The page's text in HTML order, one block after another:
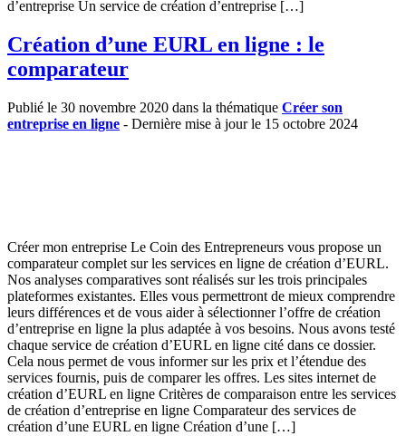
d’entreprise Un service de création d’entreprise […]
Création d’une EURL en ligne : le
comparateur
Publié le 30 novembre 2020 dans la thématique Créer son
entreprise en ligne - Dernière mise à jour le 15 octobre 2024
Créer mon entreprise Le Coin des Entrepreneurs vous propose un
comparateur complet sur les services en ligne de création d’EURL.
Nos analyses comparatives sont réalisés sur les trois principales
plateformes existantes. Elles vous permettront de mieux comprendre
leurs différences et de vous aider à sélectionner l’offre de création
d’entreprise en ligne la plus adaptée à vos besoins. Nous avons testé
chaque service de création d’EURL en ligne cité dans ce dossier.
Cela nous permet de vous informer sur les prix et l’étendue des
services fournis, puis de comparer les offres. Les sites internet de
création d’EURL en ligne Critères de comparaison entre les services
de création d’entreprise en ligne Comparateur des services de
création d’une EURL en ligne Création d’une […]